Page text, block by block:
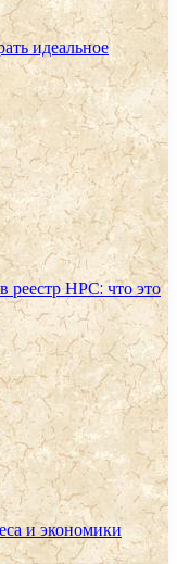
идеальное
реестр НРС: что это
и экономики